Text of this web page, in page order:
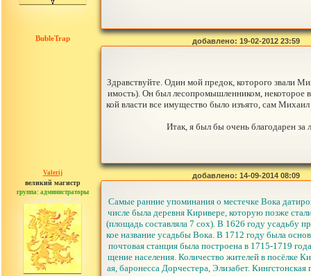
BubleTrap добавлено: 19-02-2012 23:59
Здравствуйте. Один мой предок, которого звали
имость). Он был лесопромышленником, некоторое
кой власти все имущество было изъято, сам
Итак, я был бы очень благодарен
Valerij
великий магистр
группа: администраторы
сообщений: 3753
добавлено: 14-09-2014 08:09
Самые ранние упоминания о местечке Вока
числе была деревня Киривере, которую позже
(площадь составляла 7 сох). В 1626 году усадьбу
кое название усадьбы Вока. В 1712 году была
почтовая станция была построена в 1715-1719
щение населения. Количество жителей в посёлке
ая, баронесса Дорчестера, Элизабет.